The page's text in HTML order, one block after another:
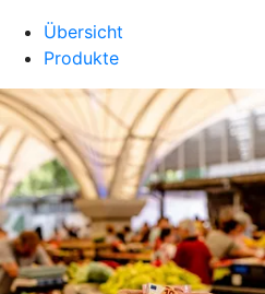
Übersicht
Produkte